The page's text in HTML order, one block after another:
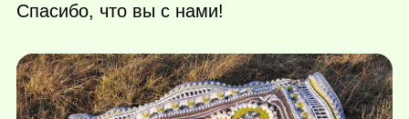
Спасибо, что вы с нами!